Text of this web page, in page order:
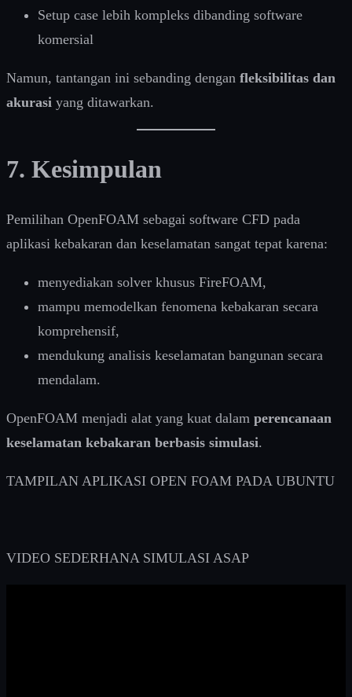
Setup case lebih kompleks dibanding software
komersial
Namun, tantangan ini sebanding dengan fleksibilitas dan
akurasi yang ditawarkan.
7. Kesimpulan
Pemilihan OpenFOAM sebagai software CFD pada
aplikasi kebakaran dan keselamatan sangat tepat karena:
menyediakan solver khusus FireFOAM,
mampu memodelkan fenomena kebakaran secara
komprehensif,
mendukung analisis keselamatan bangunan secara
mendalam.
OpenFOAM menjadi alat yang kuat dalam perencanaan
keselamatan kebakaran berbasis simulasi.
TAMPILAN APLIKASI OPEN FOAM PADA UBUNTU
VIDEO SEDERHANA SIMULASI ASAP